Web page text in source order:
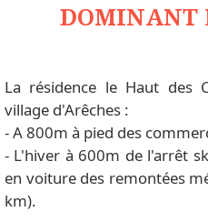
DOMINANT
La résidence le Haut des
village d'Arêches :
- A 800m à pied des
- L'hiver à 600m de l'arrêt
en voiture des remontées
km).